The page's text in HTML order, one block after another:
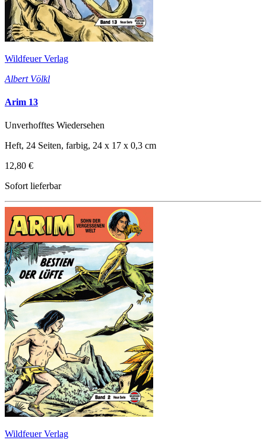
Wildfeuer Verlag
Albert Völkl
Arim 13
Unverhofftes Wiedersehen
Heft, 24 Seiten, farbig, 24 x 17 x 0,3 cm
12,80 €
Sofort lieferbar
Wildfeuer Verlag